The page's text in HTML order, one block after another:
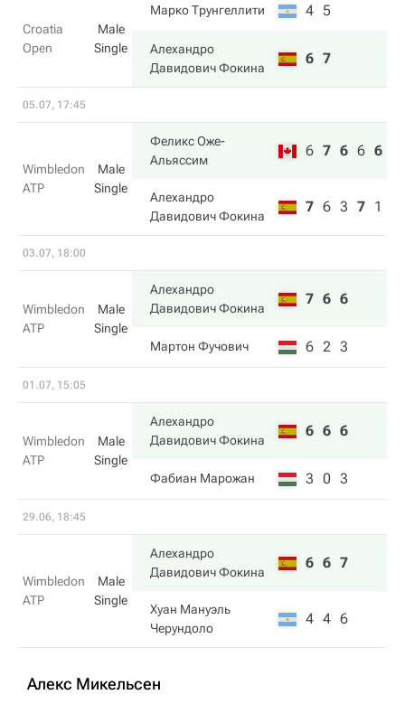
Croatia
Open
Male
Single
Марко Трунгеллити 4 5
Алехандро
Давидович Фокина
6 7
05.07, 17:45
Wimbledon
ATP
Male
Single
Феликс Оже-
Альяссим
6 7 6 6 6
Алехандро
Давидович Фокина
7 6 3 7 1
03.07, 18:00
Wimbledon
ATP
Male
Single
Алехандро
Давидович Фокина
7 6 6
Мартон Фучович 6 2 3
01.07, 15:05
Wimbledon
ATP
Male
Single
Алехандро
Давидович Фокина
6 6 6
Фабиан Марожан 3 0 3
29.06, 18:45
Wimbledon
ATP
Male
Single
Алехандро
Давидович Фокина
6 6 7
Хуан Мануэль
Черундоло
4 4 6
Алекс Микельсен